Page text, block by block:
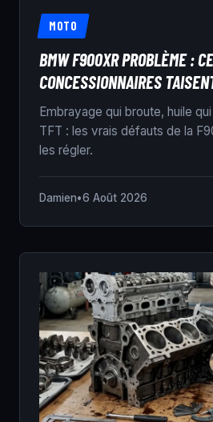
MOTO
BMW F900XR PROBLÈME :
CONCESSIONNAIRES
Embrayage qui broute, huile
TFT : les vrais défauts de la
les régler.
Damien•6 Août 2026